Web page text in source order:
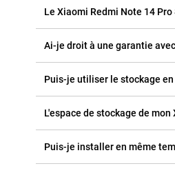
Le Xiaomi Redmi Note 14
Ai-je droit à une garantie
Puis-je utiliser le stockage
L'espace de stockage de
Puis-je installer en même